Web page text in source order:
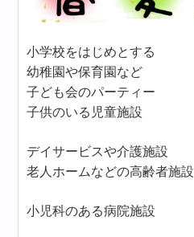
小学校をはじめとする
幼稚園や保育園など
子ども会のパーティー
子供のいる児童施設
デイサービスや介護施設
老人ホームなどの高齢者施設
小児科のある病院施設